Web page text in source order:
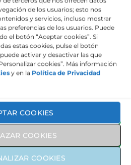
de los usuarios; esto nos
y servicios, incluso mostrar
preferencias de los usuarios. Puede
el botón “Aceptar cookies”. Si
estas cookies, pulse el botón
activar y desactivar las que
cookies”. Más información
y en la Política de Privacidad
COOKIES
COOKIES
COOKIES
obligatoria
495€